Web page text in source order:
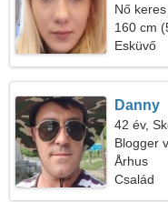
Nő
160 cm
Esküvő
Danny
42 év,
Blogger
Århus
Család